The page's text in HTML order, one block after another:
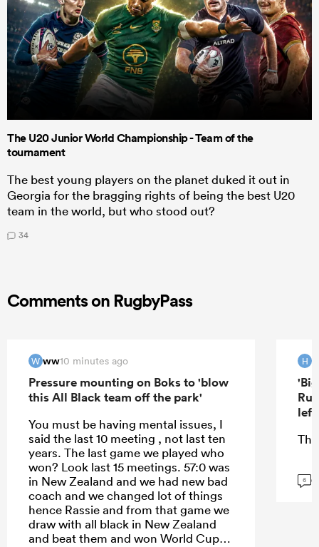
The U20 Junior World Championship - Team of the
tournament
The best young players on the planet duked it out in
Georgia for the bragging rights of being the best U20
team in the world, but who stood out?
34
Comments on RugbyPass
W ww10 minutes ago
Pressure mounting on Boks to 'blow
this All Black team off the park'
You must be having mental issues, I
said the last 10 meeting , not last ten
years. The last game we played who
won? Look last 15 meetings. 57:0 was
in New Zealand and we had new bad
coach and we changed lot of things
hence Rassie and from that game we
draw with all black in New Zealand
and beat them and won World Cup
H
left
6